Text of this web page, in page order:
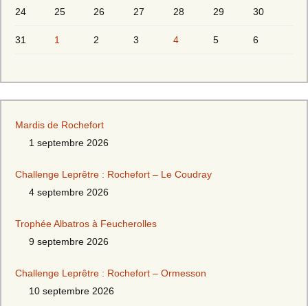
24 25 26 27 28 29 30
31 1 2 3 4 5 6
Mardis de Rochefort
1 septembre 2026
Challenge Leprêtre : Rochefort – Le Coudray
4 septembre 2026
Trophée Albatros à Feucherolles
9 septembre 2026
Challenge Leprêtre : Rochefort – Ormesson
10 septembre 2026